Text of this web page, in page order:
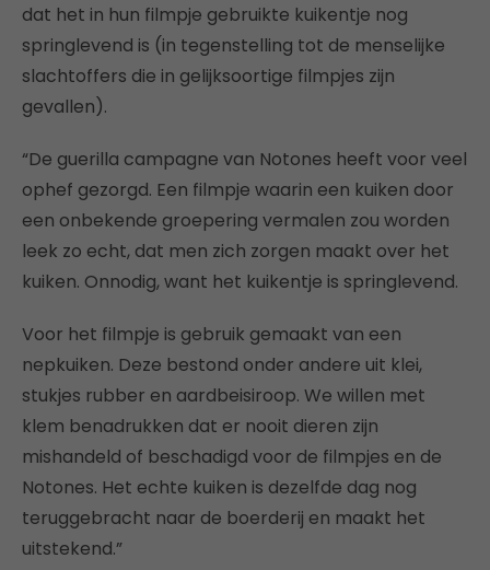
dat het in hun filmpje gebruikte kuikentje nog
springlevend is (in tegenstelling tot de menselijke
slachtoffers die in gelijksoortige filmpjes zijn
gevallen).
“De guerilla campagne van Notones heeft voor veel
ophef gezorgd. Een filmpje waarin een kuiken door
een onbekende groepering vermalen zou worden
leek zo echt, dat men zich zorgen maakt over het
kuiken. Onnodig, want het kuikentje is springlevend.
Voor het filmpje is gebruik gemaakt van een
nepkuiken. Deze bestond onder andere uit klei,
stukjes rubber en aardbeisiroop. We willen met
klem benadrukken dat er nooit dieren zijn
mishandeld of beschadigd voor de filmpjes en de
Notones. Het echte kuiken is dezelfde dag nog
teruggebracht naar de boerderij en maakt het
uitstekend.”